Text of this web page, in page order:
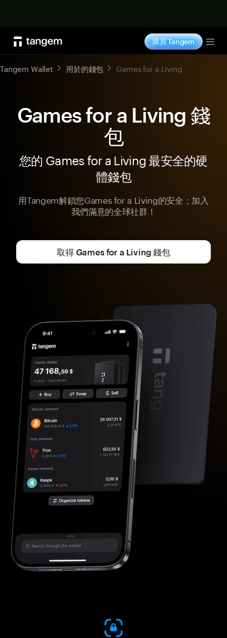
購買 Tangem
Tangem Wallet 用於的錢包 Games for a Living
Games for a Living 錢
包
您的 Games for a Living 最安全的硬
體錢包
用Tangem解鎖您Games for a Living的安全；加入
我們滿意的全球社群！
取得 Games for a Living 錢包